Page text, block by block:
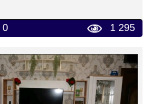
0 1 295